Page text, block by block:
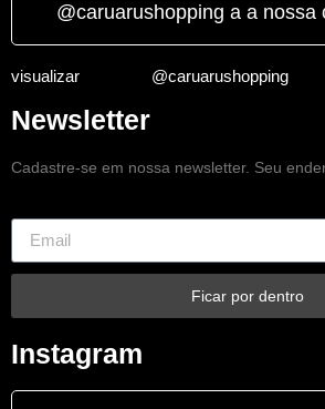
@caruarushopping a a nossa
visualizar @caruarushopping
Newsletter
Cadastre-se em nossa newsletter. Seu
Ficar por dentro
Instagram